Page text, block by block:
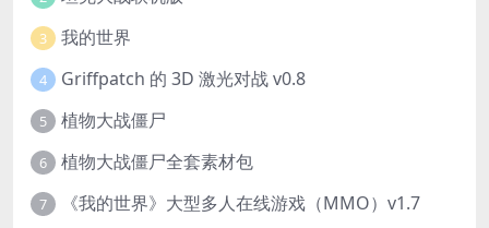
3 我的世界
4 Griffpatch 的 3D 激光对战 v0.8
5 植物大战僵尸
6 植物大战僵尸全套素材包
7 《我的世界》大型多人在线游戏（MMO）v1.7